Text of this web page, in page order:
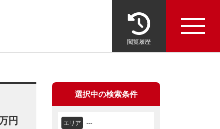
閲覧履歴
選択中の検索条件
エリア ---
円